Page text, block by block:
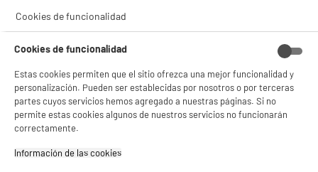
compare_product
Máquina de refrescos, dispensador de hielo, dispensador de cerveza... Electro
Depot ofrece una amplia selección de dispensadores de bebidas que te
acompañarán a diario o en la organización de noches festivas. Encuentra tu
máquina de bebidas al mejor precio con Electro Depot y benefíciate de muchos
recogida gratis en tienda Electro Depot.
Cookies de funcionalidad
Cookies de funcionalidad
Estas cookies permiten que el sitio ofrezca una mejor funcionalidad y
personalización. Pueden ser establecidas por nosotros o por terceras
partes cuyos servicios hemos agregado a nuestras páginas. Si no
permite estas cookies algunos de nuestros servicios no funcionarán
correctamente.
Información de las cookies‎